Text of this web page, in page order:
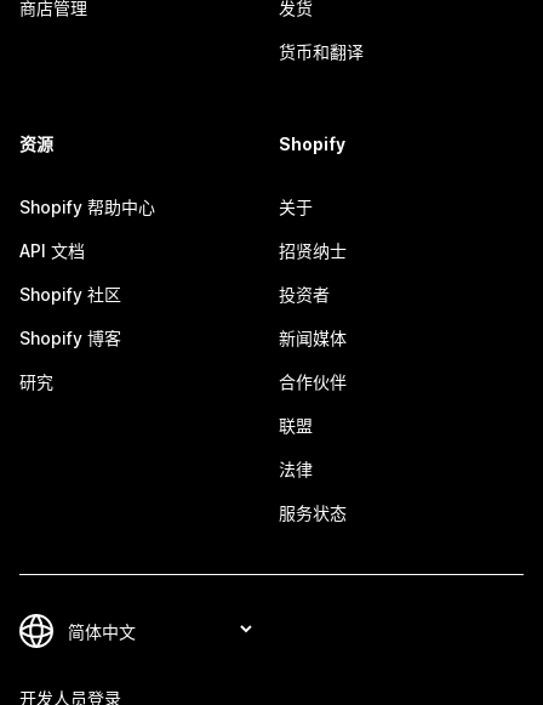
商店管理 发货
货币和翻译
资源
Shopify 帮助中心
API 文档
Shopify 社区
Shopify 博客
研究
Shopify
关于
招贤纳士
投资者
新闻媒体
合作伙伴
联盟
法律
服务状态
开发人员登录